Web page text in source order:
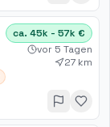
ca. 45k - 57k €
vor 5 Tagen
27 km